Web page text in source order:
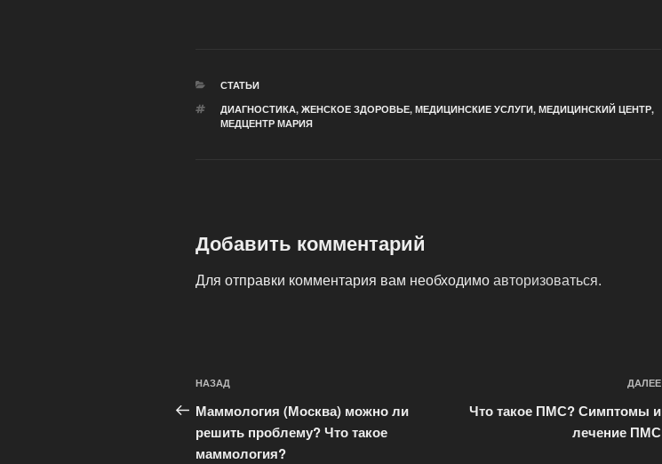
РУБРИКИ
СТАТЬИ
МЕТКИ
ДИАГНОСТИКА, ЖЕНСКОЕ ЗДОРОВЬЕ, МЕДИЦИНСКИЕ УСЛУГИ, МЕДИЦИНСКИЙ ЦЕНТР,
МЕДЦЕНТР МАРИЯ
Добавить комментарий
Для отправки комментария вам необходимоавторизоваться.
Навигация
по
записям
Предыдущая
запись:
НАЗАД
Маммология (Москва) можно ли
решить проблему? Что такое
маммология?
ДАЛЕЕ
Что такое ПМС? Симптомы и
лечение ПМС